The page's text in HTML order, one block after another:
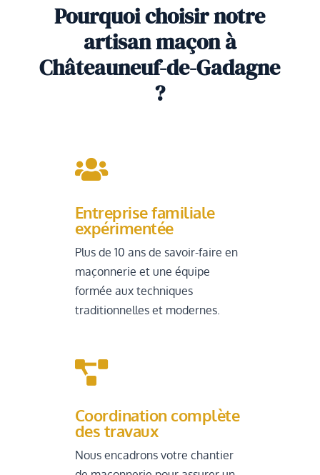
Pourquoi choisir notre
artisan maçon à
Châteauneuf-de-Gadagne
?

Entreprise familiale
expérimentée
Plus de 10 ans de savoir-faire en
maçonnerie et une équipe
formée aux techniques
traditionnelles et modernes.

Coordination complète
des travaux
Nous encadrons votre chantier